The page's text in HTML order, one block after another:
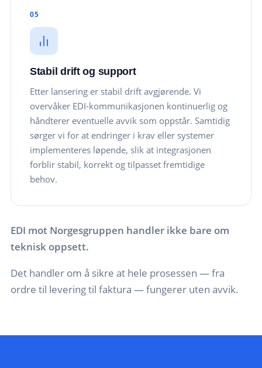
05
Stabil drift og support
Etter lansering er stabil drift avgjørende. Vi
overvåker EDI-kommunikasjonen kontinuerlig og
håndterer eventuelle avvik som oppstår. Samtidig
sørger vi for at endringer i krav eller systemer
implementeres løpende, slik at integrasjonen
forblir stabil, korrekt og tilpasset fremtidige
behov.
EDI mot Norgesgruppen handler ikke bare om
teknisk oppsett.
Det handler om å sikre at hele prosessen — fra
ordre til levering til faktura — fungerer uten avvik.